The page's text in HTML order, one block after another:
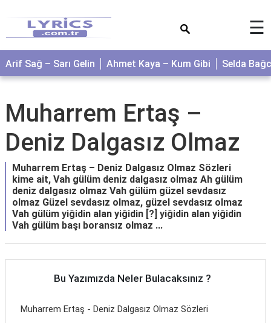
☰
Arif Sağ – Sarı Gelin Ahmet Kaya – Kum Gibi Selda
Muharrem Ertaş –
Deniz Dalgasız Olmaz
Muharrem Ertaş – Deniz Dalgasız Olmaz Sözleri
kime ait, Vah gülüm deniz dalgasız olmaz Ah gülüm
deniz dalgasız olmaz Vah gülüm güzel sevdasız
olmaz Güzel sevdasız olmaz, güzel sevdasız olmaz
Vah gülüm yiğidin alan yiğidin [?] yiğidin alan yiğidin
Vah gülüm başı boransız olmaz ...
Bu Yazımızda Neler Bulacaksınız ?
Muharrem Ertaş - Deniz Dalgasız Olmaz Sözleri